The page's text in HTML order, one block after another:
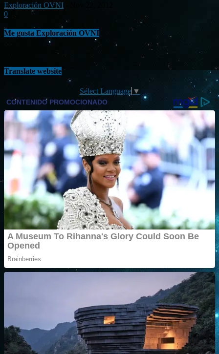
Exploración OVNI
0
Me gusta Exploración OVNI
Translate website
Select Language ▼